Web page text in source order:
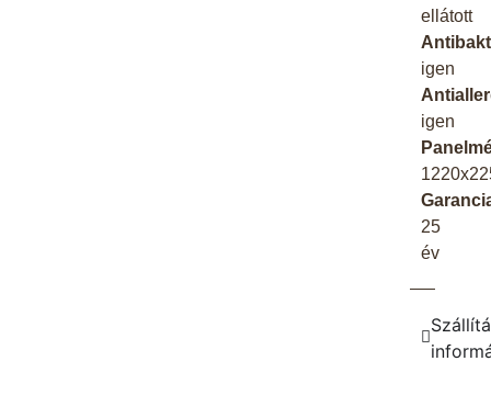
ellátott
igen
igen
25
év